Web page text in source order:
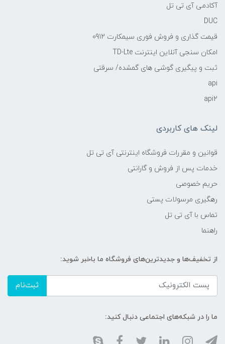
آکادمی آی تی تل
DUC
قیمت گذاری و فروش فوری سیمکارت 0912
امکان سنجی آنلاین اینترنت TD-Lte
ثبت و پیگیری گوشی های گمشده/ سرقتی
api
api2
لینک های کاربردی
قوانین و مقررات فروشگاه اینترنتی آی تی تل
خدمات پس از فروش و گارانتی
حریم خصوصی
رهگیری مرسولات پستی
تماس با آی تی تل
راهنما
از تخفیف‌ها و جدیدترین‌های فروشگاه ما باخبر شوید:
ثبت‌نام
ما را در شبکه‌های اجتماعی دنبال کنید: